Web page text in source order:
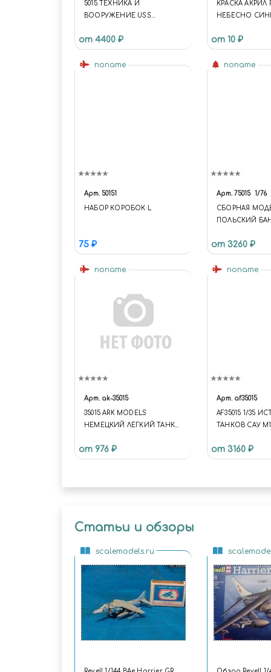
5015 ТЕХНИКА И
ВООРУЖЕНИЕ USS
16"/50 GUN TURRET NO. 1
от 4400 ₽
КРАСКА АКРИЛ
НЕБЕСНО
от 10 ₽
noname
Арт. 50151
НАБОР КОРОБОК L
75 ₽
noname
Арт. 75015 1/76
СБОРНАЯ
ПОЛЬСКИЙ
от 3260 ₽
noname
Арт. ak-35015
35015 ARK MODELS
НЕМЕЦКИЙ ЛЕГКИЙ ТАНК
от 976 ₽
noname
Арт. af35015
AF35015 1/35
ТАНКОВ САУ
от 3160 ₽
Статьи и обзоры
scalemodels.ru